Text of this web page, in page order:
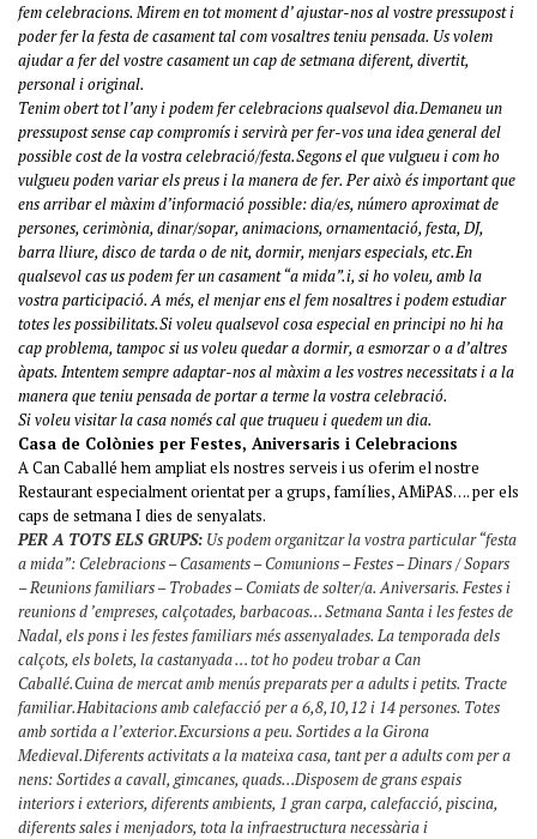
fem celebracions. Mirem en tot moment d’ ajustar-nos al vostre pressupost i
poder fer la festa de casament tal com vosaltres teniu pensada. Us volem
ajudar a fer del vostre casament un cap de setmana diferent, divertit,
personal i original.
Tenim obert tot l’any i podem fer celebracions qualsevol dia.Demaneu un
pressupost sense cap compromís i servirà per fer-vos una idea general del
possible cost de la vostra celebració/festa.Segons el que vulgueu i com ho
vulgueu poden variar els preus i la manera de fer. Per això és important que
ens arribar el màxim d’informació possible: dia/es, número aproximat de
persones, cerimònia, dinar/sopar, animacions, ornamentació, festa, DJ,
barra lliure, disco de tarda o de nit, dormir, menjars especials, etc.En
qualsevol cas us podem fer un casament “a mida”.i, si ho voleu, amb la
vostra participació. A més, el menjar ens el fem nosaltres i podem estudiar
totes les possibilitats.Si voleu qualsevol cosa especial en principi no hi ha
cap problema, tampoc si us voleu quedar a dormir, a esmorzar o a d’altres
àpats. Intentem sempre adaptar-nos al màxim a les vostres necessitats i a la
manera que teniu pensada de portar a terme la vostra celebració.
Si voleu visitar la casa només cal que truqueu i quedem un dia.
Casa de Colònies per Festes, Aniversaris i Celebracions
A Can Caballé hem ampliat els nostres serveis i us oferim el nostre
Restaurant especialment orientat per a grups, famílies, AMiPAS…. per els
caps de setmana I dies de senyalats.
PER A TOTS ELS GRUPS: Us podem organitzar la vostra particular “festa
a mida”: Celebracions – Casaments – Comunions – Festes – Dinars / Sopars
– Reunions familiars – Trobades – Comiats de solter/a. Aniversaris. Festes i
reunions d ’empreses, calçotades, barbacoas… Setmana Santa i les festes de
Nadal, els pons i les festes familiars més assenyalades. La temporada dels
calçots, els bolets, la castanyada … tot ho podeu trobar a Can
Caballé.Cuina de mercat amb menús preparats per a adults i petits. Tracte
familiar.Habitacions amb calefacció per a 6,8,10,12 i 14 persones. Totes
amb sortida a l’exterior.Excursions a peu. Sortides a la Girona
Medieval.Diferents activitats a la mateixa casa, tant per a adults com per a
nens: Sortides a cavall, gimcanes, quads…Disposem de grans espais
interiors i exteriors, diferents ambients, 1 gran carpa, calefacció, piscina,
diferents sales i menjadors, tota la infraestructura necessària i